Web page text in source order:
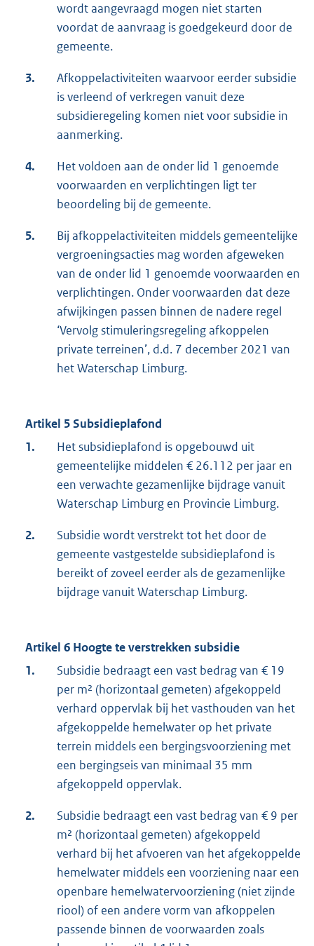
wordt aangevraagd mogen niet starten
voordat de aanvraag is goedgekeurd door de
gemeente.
3.
Afkoppelactiviteiten waarvoor eerder subsidie
is verleend of verkregen vanuit deze
subsidieregeling komen niet voor subsidie in
aanmerking.
4.
Het voldoen aan de onder lid 1 genoemde
voorwaarden en verplichtingen ligt ter
beoordeling bij de gemeente.
5.
Bij afkoppelactiviteiten middels gemeentelijke
vergroeningsacties mag worden afgeweken
van de onder lid 1 genoemde voorwaarden en
verplichtingen. Onder voorwaarden dat deze
afwijkingen passen binnen de nadere regel
‘Vervolg stimuleringsregeling afkoppelen
private terreinen’, d.d. 7 december 2021 van
het Waterschap Limburg.
Artikel 5 Subsidieplafond
1.
Het subsidieplafond is opgebouwd uit
gemeentelijke middelen € 26.112 per jaar en
een verwachte gezamenlijke bijdrage vanuit
Waterschap Limburg en Provincie Limburg.
2.
Subsidie wordt verstrekt tot het door de
gemeente vastgestelde subsidieplafond is
bereikt of zoveel eerder als de gezamenlijke
bijdrage vanuit Waterschap Limburg.
Artikel 6 Hoogte te verstrekken subsidie
1.
Subsidie bedraagt een vast bedrag van € 19
per m² (horizontaal gemeten) afgekoppeld
verhard oppervlak bij het vasthouden van het
afgekoppelde hemelwater op het private
terrein middels een bergingsvoorziening met
een bergingseis van minimaal 35 mm
afgekoppeld oppervlak.
2.
Subsidie bedraagt een vast bedrag van € 9 per
m² (horizontaal gemeten) afgekoppeld
verhard bij het afvoeren van het afgekoppelde
hemelwater middels een voorziening naar een
openbare hemelwatervoorziening (niet zijnde
riool) of een andere vorm van afkoppelen
passende binnen de voorwaarden zoals